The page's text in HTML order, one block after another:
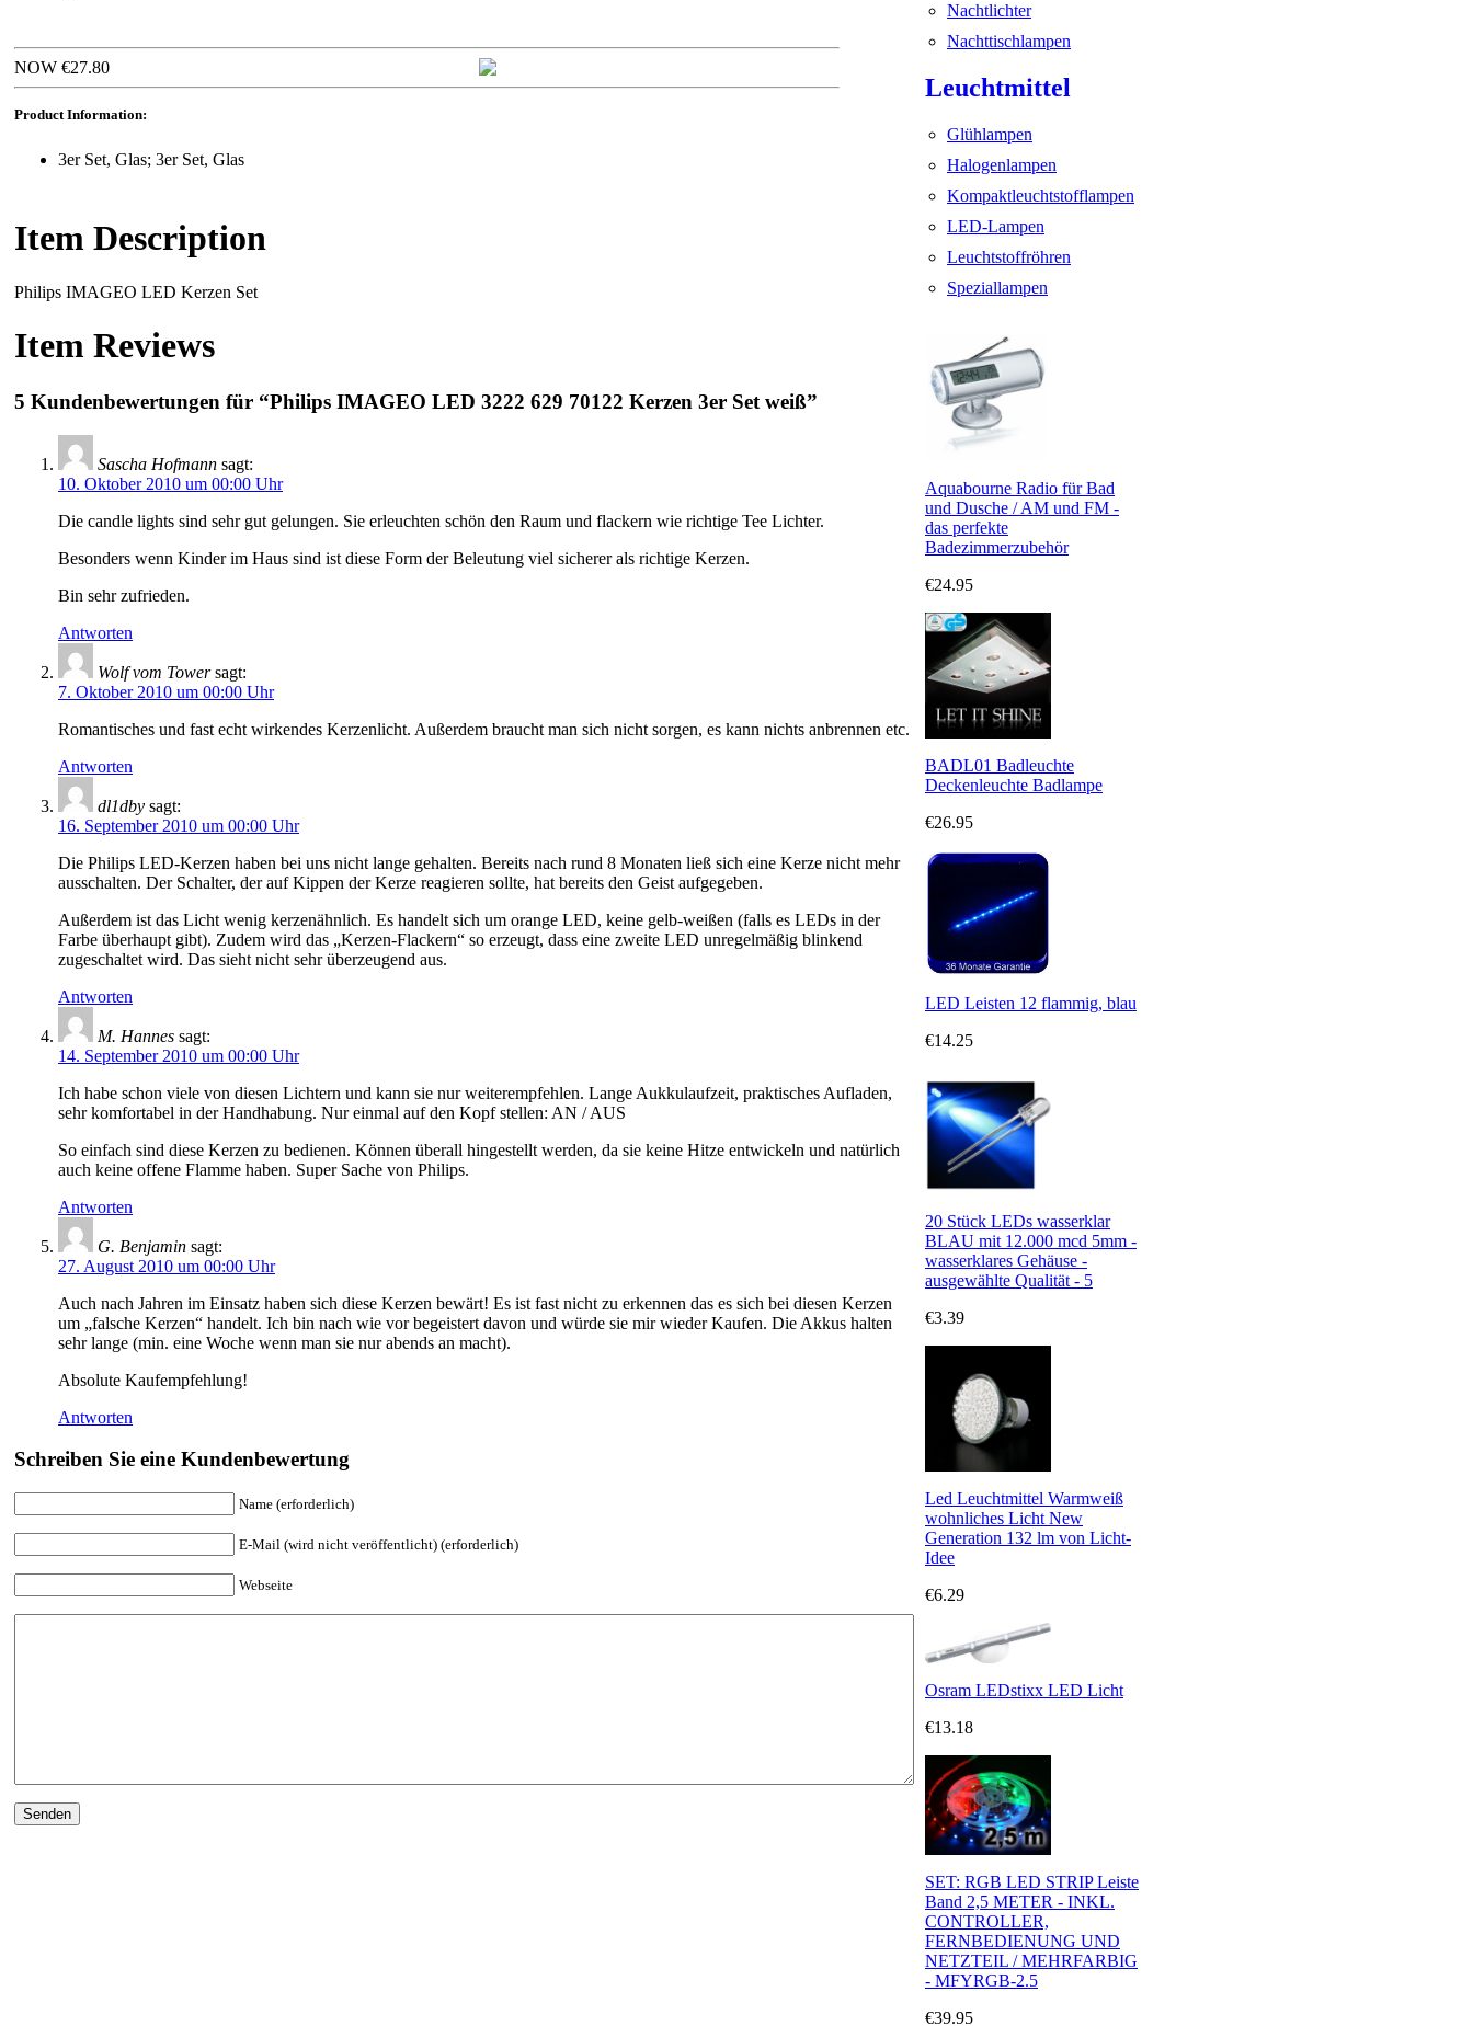
NOW €27.80
Product Information:
3er Set, Glas; 3er Set, Glas
Item Description
Philips IMAGEO LED Kerzen Set
Item Reviews
5 Kundenbewertungen für “Philips IMAGEO LED 3222 629 70122 Kerzen 3er Set weiß”
Sascha Hofmann sagt:
10. Oktober 2010 um 00:00 Uhr
Die candle lights sind sehr gut gelungen. Sie erleuchten schön den Raum und flackern wie richtige Tee Lichter.
Besonders wenn Kinder im Haus sind ist diese Form der Beleutung viel sicherer als richtige Kerzen.
Bin sehr zufrieden.
Antworten
Wolf vom Tower sagt:
7. Oktober 2010 um 00:00 Uhr
Romantisches und fast echt wirkendes Kerzenlicht. Außerdem braucht man sich nicht sorgen, es kann nichts anbrennen etc.
Antworten
dl1dby sagt:
16. September 2010 um 00:00 Uhr
Die Philips LED-Kerzen haben bei uns nicht lange gehalten. Bereits nach rund 8 Monaten ließ sich eine Kerze nicht mehr
ausschalten. Der Schalter, der auf Kippen der Kerze reagieren sollte, hat bereits den Geist aufgegeben.
Außerdem ist das Licht wenig kerzenähnlich. Es handelt sich um orange LED, keine gelb-weißen (falls es LEDs in der
Farbe überhaupt gibt). Zudem wird das „Kerzen-Flackern“ so erzeugt, dass eine zweite LED unregelmäßig blinkend
zugeschaltet wird. Das sieht nicht sehr überzeugend aus.
Antworten
M. Hannes sagt:
14. September 2010 um 00:00 Uhr
Ich habe schon viele von diesen Lichtern und kann sie nur weiterempfehlen. Lange Aukkulaufzeit, praktisches Aufladen,
sehr komfortabel in der Handhabung. Nur einmal auf den Kopf stellen: AN / AUS
So einfach sind diese Kerzen zu bedienen. Können überall hingestellt werden, da sie keine Hitze entwickeln und natürlich
auch keine offene Flamme haben. Super Sache von Philips.
Antworten
G. Benjamin sagt:
27. August 2010 um 00:00 Uhr
Auch nach Jahren im Einsatz haben sich diese Kerzen bewärt! Es ist fast nicht zu erkennen das es sich bei diesen Kerzen
um „falsche Kerzen“ handelt. Ich bin nach wie vor begeistert davon und würde sie mir wieder Kaufen. Die Akkus halten
sehr lange (min. eine Woche wenn man sie nur abends an macht).
Absolute Kaufempfehlung!
Antworten
Schreiben Sie eine Kundenbewertung
Name (erforderlich)
E-Mail (wird nicht veröffentlicht) (erforderlich)
Webseite
Nachtlichter
Nachttischlampen
Leuchtmittel
Glühlampen
Halogenlampen
Kompaktleuchtstofflampen
LED-Lampen
Leuchtstoffröhren
Speziallampen
Aquabourne Radio für Bad
und Dusche / AM und FM -
das perfekte
Badezimmerzubehör
€24.95
BADL01 Badleuchte
Deckenleuchte Badlampe
€26.95
LED Leisten 12 flammig, blau
€14.25
20 Stück LEDs wasserklar
BLAU mit 12.000 mcd 5mm -
wasserklares Gehäuse -
ausgewählte Qualität - 5
€3.39
Led Leuchtmittel Warmweiß
wohnliches Licht New
Generation 132 lm von Licht-
Idee
€6.29
Osram LEDstixx LED Licht
€13.18
SET: RGB LED STRIP Leiste
Band 2,5 METER - INKL.
CONTROLLER,
FERNBEDIENUNG UND
NETZTEIL / MEHRFARBIG
- MFYRGB-2.5
€39.95